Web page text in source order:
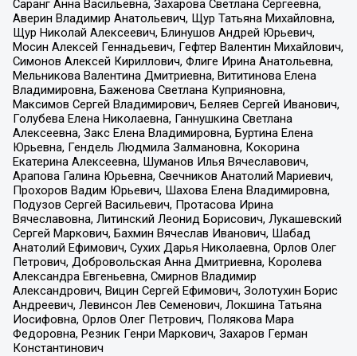
Саранг Анна Васильевна, Захарова Светлана Сергеевна,
Аверин Владимир Анатольевич, Щур Татьяна Михайловна,
Щур Николай Алексеевич, Блинушов Андрей Юрьевич,
Мосин Алексей Геннадьевич, Гефтер Валентин Михайлович,
Симонов Алексей Кириллович, Флиге Ирина Анатольевна,
Мельникова Валентина Дмитриевна, Вититинова Елена
Владимировна, Баженова Светлана Куприяновна,
Максимов Сергей Владимирович, Беляев Сергей Иванович,
Голубева Елена Николаевна, Ганнушкина Светлана
Алексеевна, Закс Елена Владимировна, Буртина Елена
Юрьевна, Гендель Людмила Залмановна, Кокорина
Екатерина Алексеевна, Шуманов Илья Вячеславович,
Арапова Галина Юрьевна, Свечников Анатолий Мариевич,
Прохоров Вадим Юрьевич, Шахова Елена Владимировна,
Подузов Сергей Васильевич, Протасова Ирина
Вячеславовна, Литинский Леонид Борисович, Лукашевский
Сергей Маркович, Бахмин Вячеслав Иванович, Шабад
Анатолий Ефимович, Сухих Дарья Николаевна, Орлов Олег
Петрович, Добровольская Анна Дмитриевна, Королева
Александра Евгеньевна, Смирнов Владимир
Александрович, Вицин Сергей Ефимович, Золотухин Борис
Андреевич, Левинсон Лев Семенович, Локшина Татьяна
Иосифовна, Орлов Олег Петрович, Полякова Мара
Федоровна, Резник Генри Маркович, Захаров Герман
Константинович